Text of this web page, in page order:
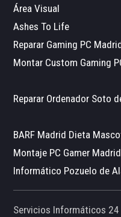
Área Visual
Ashes To Life
Reparar Gaming PC
Montar Custom Gaming
Reparar Ordenador Soto
BARF Madrid Dieta
Montaje PC Gamer Madrid
Informático Pozuelo de
Servicios Informáticos